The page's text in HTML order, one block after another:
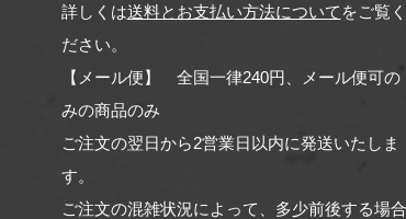
詳しくは送料とお支払い方法について をご覧く
ださい。
【メール便】 全国一律240円、メール便可の
みの商品のみ
ご注文の翌日から2営業日以内に発送いたしま
す。
ご注文の混雑状況によって、多少前後する場合